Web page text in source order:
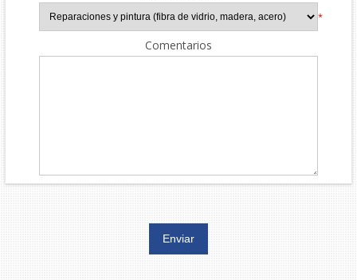
*
Comentarios